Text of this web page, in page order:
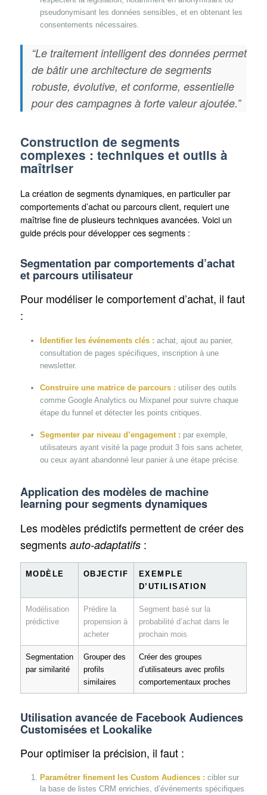
pseudonymisant les données sensibles, et en obtenant les
consentements nécessaires.
“Le traitement intelligent des données permet
de bâtir une architecture de segments
robuste, évolutive, et conforme, essentielle
pour des campagnes à forte valeur ajoutée.”
Construction de segments
complexes : techniques et outils à
maîtriser
La création de segments dynamiques, en particulier par
comportements d’achat ou parcours client, requiert une
maîtrise fine de plusieurs techniques avancées. Voici un
guide précis pour développer ces segments :
Segmentation par comportements d’achat
et parcours utilisateur
Pour modéliser le comportement d’achat, il faut
:
Identifier les événements clés : achat, ajout au panier,
consultation de pages spécifiques, inscription à une
newsletter.
Construire une matrice de parcours : utiliser des outils
comme Google Analytics ou Mixpanel pour suivre chaque
étape du funnel et détecter les points critiques.
Segmenter par niveau d’engagement : par exemple,
utilisateurs ayant visité la page produit 3 fois sans acheter,
ou ceux ayant abandonné leur panier à une étape précise.
Application des modèles de machine
learning pour segments dynamiques
Les modèles prédictifs permettent de créer des
segments auto-adaptatifs:
MODÈLE OBJECTIF
EXEMPLE
D’UTILISATION
Modélisation
prédictive
Prédire la
propension à
acheter
Segment basé sur la
probabilité d’achat dans le
prochain mois
Segmentation
par similarité
Grouper des
profils
similaires
Créer des groupes
d’utilisateurs avec profils
comportementaux proches
Utilisation avancée de Facebook Audiences
Customisées et Lookalike
Pour optimiser la précision, il faut :
Paramétrer finement les Custom Audiences : cibler sur
la base de listes CRM enrichies, d’événements spécifiques